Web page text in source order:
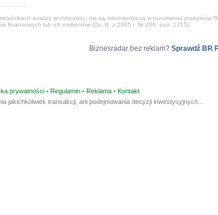
analizy technicznej i nie są rekomendacją w rozumieniu przepisów
finansowych lub ich emitentów (Dz. U. z 2005 r. Nr 206, poz. 1715).
Biznesradar bez reklam? Sprawdź BR
prywatności • Regulamin • Reklama • Kontakt
jakichkolwiek transakcji, ani podejmowania decyzji inwestycyjnych...